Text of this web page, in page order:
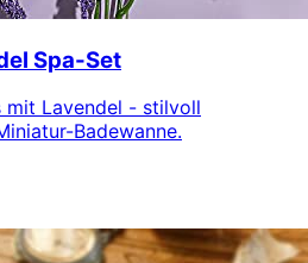
Spa-Set
mit Lavendel - stilvoll
Badewanne.